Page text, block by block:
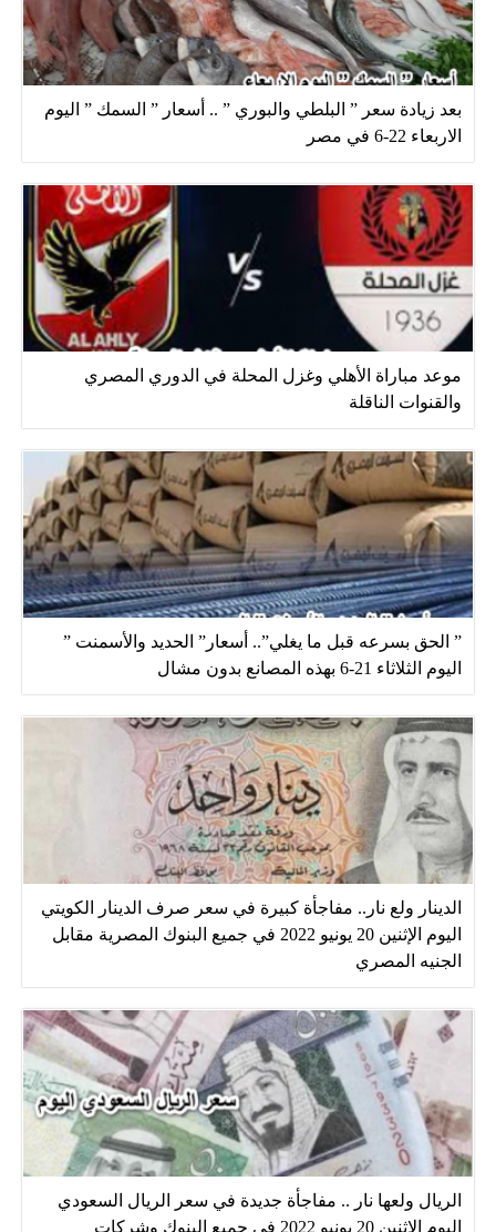
بعد زيادة سعر ” البلطي والبوري ” .. أسعار ” السمك ” اليوم
الاربعاء 22-6 في مصر
موعد مباراة الأهلي وغزل المحلة في الدوري المصري
والقنوات الناقلة
” الحق بسرعه قبل ما يغلي”.. أسعار” الحديد والأسمنت ”
اليوم الثلاثاء 21-6 بهذه المصانع بدون مشال
الدينار ولع نار.. مفاجأة كبيرة في سعر صرف الدينار الكويتي
اليوم الإثنين 20 يونيو 2022 في جميع البنوك المصرية مقابل
الجنيه المصري
الريال ولعها نار .. مفاجأة جديدة في سعر الريال السعودي
اليوم الإثنين 20 يونيو 2022 في جميع البنوك وشركات